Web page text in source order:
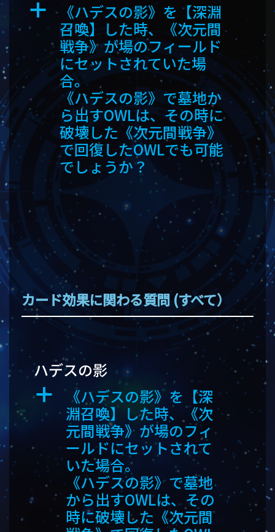
a
《ハデスの影》を【深淵
召喚】した時、《次元間
戦争》が場のフィールド
にセットされていた場
合。
《ハデスの影》で墓地か
ら出すOWLは、その時に
破壊した《次元間戦争》
で回復したOWLでも可能
でしょうか？
カード効果に関わる質問 (すべて）
ハデスの影
a
《ハデスの影》を【深
淵召喚】した時、《次
元間戦争》が場のフィ
ールドにセットされて
いた場合。
《ハデスの影》で墓地
から出すOWLは、その
時に破壊した《次元間